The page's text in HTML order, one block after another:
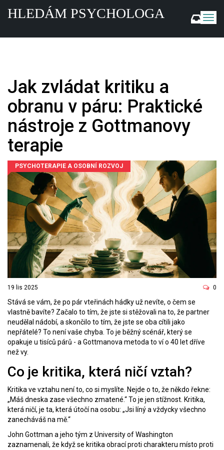
Z
b
HLEDÁM PSYCHOLOGA
Jak zvládat kritiku a
obranu v páru: Praktické
nástroje z Gottmanovy
terapie
PSYCHOTERAPIE A OSOBNÍ ROZVOJ
19 lis 2025 0
Stává se vám, že po pár vteřinách hádky už nevíte, o čem se
vlastně bavíte? Začalo to tím, že jste si stěžovali na to, že partner
neudělal nádobí, a skončilo to tím, že jste se oba cítili jako
nepřátelé? To není vaše chyba. To je běžný scénář, který se
opakuje u tisíců párů - a Gottmanova metoda to ví o 40 let dříve
než vy.
Co je kritika, která ničí vztah?
Kritika ve vztahu není to, co si myslíte. Nejde o to, že někdo řekne:
„Máš dneska zase všechno zmatené.“ To je jen stížnost. Kritika,
která ničí, je ta, která útočí na osobu: „Jsi líný a vždycky všechno
zanecháváš na mě.“
John Gottman a jeho tým z University of Washington
zaznamenali, že když se kritika obrací proti charakteru místo proti